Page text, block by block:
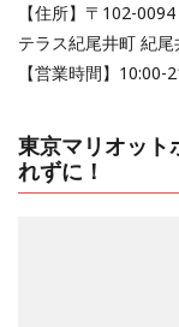
【住所】〒102-
テラス紀尾井町 紀尾
【営業時間】10:00-
東京マリオット
れずに！